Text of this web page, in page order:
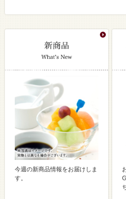
今週の新商品情報をお届けしま
す。